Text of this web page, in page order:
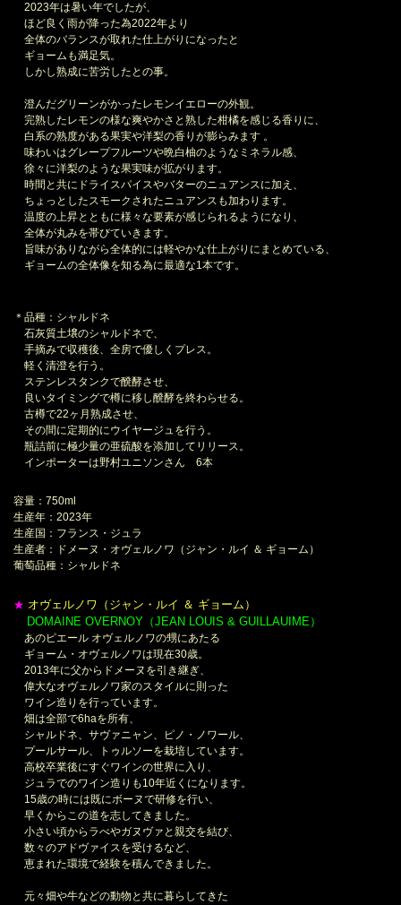
2023年は暑い年でしたが、
ほど良く雨が降った為2022年より
全体のバランスが取れた仕上がりになったと
ギョームも満足気。
しかし熟成に苦労したとの事。
澄んだグリーンがかったレモンイエローの外観。
完熟したレモンの様な爽やかさと熟した柑橘を感じる香りに、
白系の熟度がある果実や洋梨の香りが膨らみます 。
味わいはグレープフルーツや晩白柚のようなミネラル感、
徐々に洋梨のような果実味が拡がります。
時間と共にドライスパイスやバターのニュアンスに加え、
ちょっとしたスモークされたニュアンスも加わります。
温度の上昇とともに様々な要素が感じられるようになり、
全体が丸みを帯びていきます。
旨味がありながら全体的には軽やかな仕上がりにまとめている、
ギョームの全体像を知る為に最適な1本です。
＊品種：シャルドネ
石灰質土壌のシャルドネで、
手摘みで収穫後、全房で優しくプレス。
軽く清澄を行う。
ステンレスタンクで醗酵させ、
良いタイミングで樽に移し醗酵を終わらせる。
古樽で22ヶ月熟成させ、
その間に定期的にウイヤージュを行う。
瓶詰前に極少量の亜硫酸を添加してリリース。
インポーターは野村ユニソンさん 6本
容量：750ml
生産年：2023年
生産国：フランス・ジュラ
生産者：ドメーヌ・オヴェルノワ（ジャン・ルイ ＆ ギョーム）
葡萄品種：シャルドネ
★ オヴェルノワ（ジャン・ルイ ＆ ギョーム）
DOMAINE OVERNOY（JEAN LOUIS & GUILLAUIME）
あのピエール オヴェルノワの甥にあたる
ギョーム・オヴェルノワは現在30歳。
2013年に父からドメーヌを引き継ぎ、
偉大なオヴェルノワ家のスタイルに則った
ワイン造りを行っています。
畑は全部で6haを所有、
シャルドネ、サヴァニャン、ピノ・ノワール、
プールサール、トゥルソーを栽培しています。
高校卒業後にすぐワインの世界に入り、
ジュラでのワイン造りも10年近くになります。
15歳の時には既にボーヌで研修を行い、
早くからこの道を志してきました。
小さい頃からラべやガヌヴァと親交を結び、
数々のアドヴァイスを受けるなど、
恵まれた環境で経験を積んできました。
元々畑や牛などの動物と共に暮らしてきた